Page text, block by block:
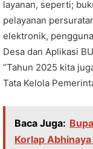
layanan, seperti;
pelayanan
elektronik,
Desa dan Aplikasi
“Tahun 2025 kita
Tata Kelola
Baca Juga:
Korlap